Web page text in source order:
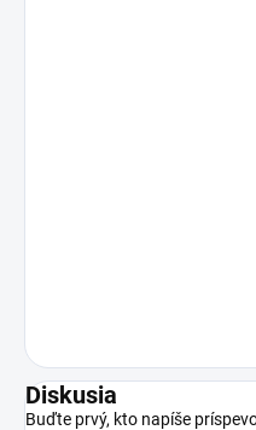
Diskusia
Buďte prvý, kto napíše